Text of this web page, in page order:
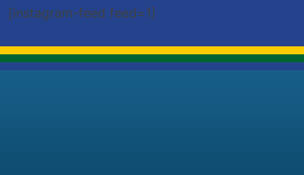
[instagram-feed feed=1]